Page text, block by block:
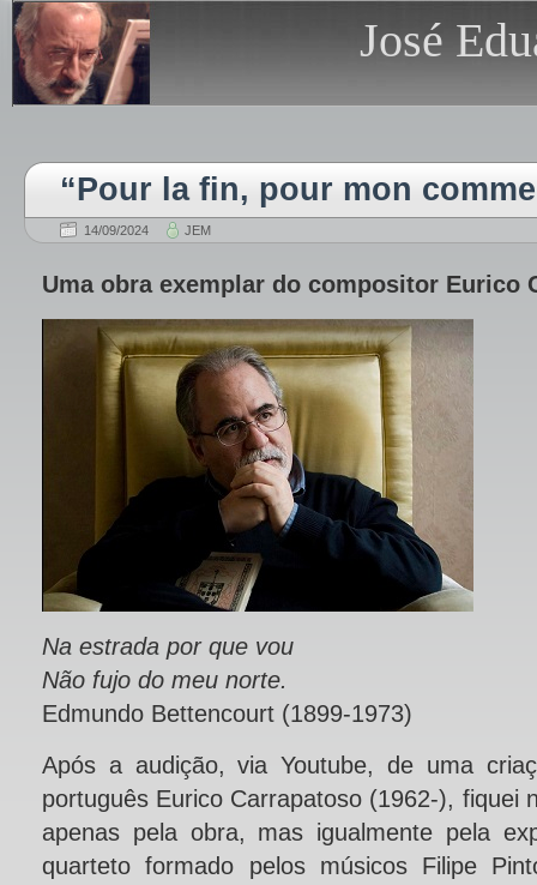
José
“Pour la fin, pour mon
14/09/2024 JEM
Uma obra exemplar do compositor Eurico
Na estrada por que vou
Não fujo do meu norte.
Edmundo Bettencourt (1899-1973)
Após a audição, via Youtube, de uma
português Eurico Carrapatoso (1962-), fiquei
apenas pela obra, mas igualmente pela
quarteto formado pelos músicos Filipe